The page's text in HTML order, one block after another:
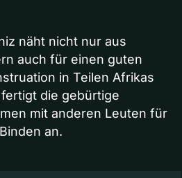
näht nicht nur aus
auch für einen guten
in Teilen Afrikas
die gebürtige
mit anderen Leuten für
an.